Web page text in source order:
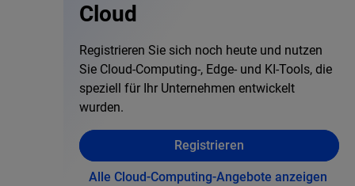
Cloud
Registrieren Sie sich noch heute und nutzen
Sie Cloud-Computing-, Edge- und KI-Tools, die
speziell für Ihr Unternehmen entwickelt
wurden.
Registrieren
Alle Cloud-Computing-Angebote anzeigen